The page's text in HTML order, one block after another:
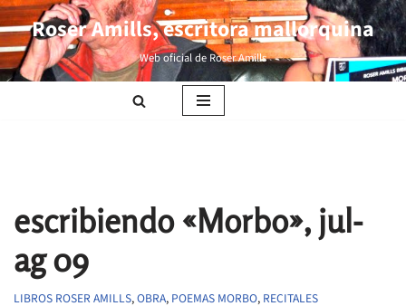
Saltar
al
Roser Amills, escritora mallorquina
Web oficial de Roser Amills
escribiendo «Morbo», jul-
ag 09
LIBROS ROSER AMILLS,OBRA, POEMAS MORBO, RECITALES